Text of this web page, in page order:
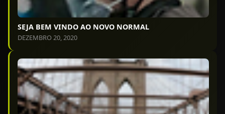
SEJA BEM VINDO AO NOVO NORMAL
DEZEMBRO 20, 2020